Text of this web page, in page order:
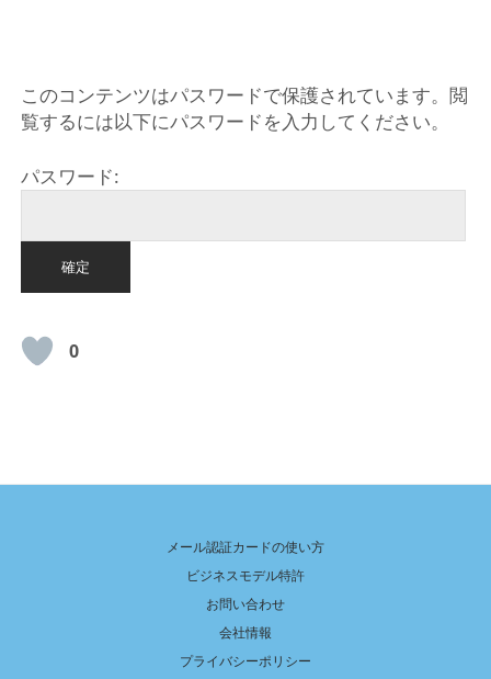
このコンテンツはパスワードで保護されています。閲
覧するには以下にパスワードを入力してください。
パスワード:
0
メール認証カードの使い方
ビジネスモデル特許
お問い合わせ
会社情報
プライバシーポリシー